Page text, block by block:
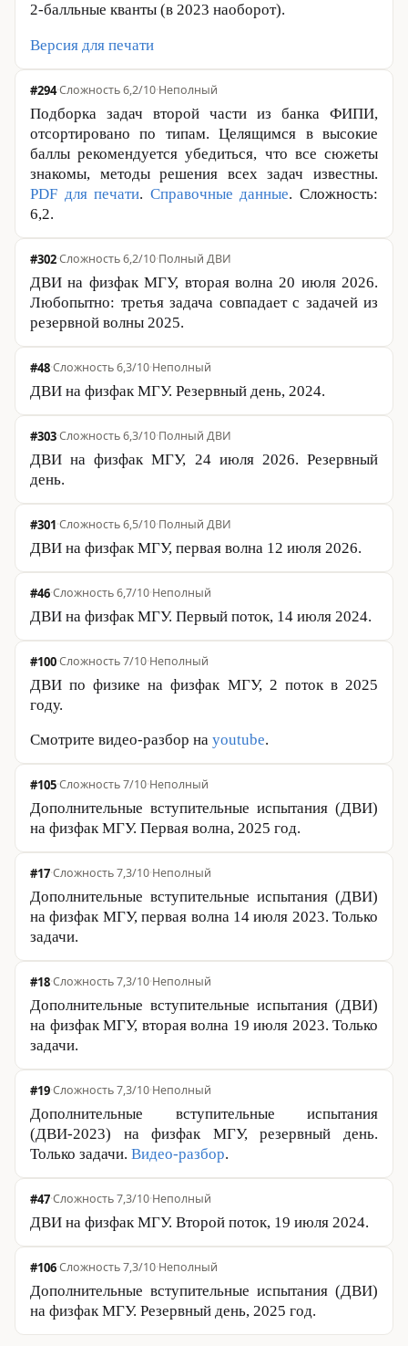
2-балльные кванты (в 2023 наоборот).
Версия для печати
#294·Сложность 6,2/10·Неполный
Подборка задач второй части из банка ФИПИ,
отсортировано по типам. Целящимся в высокие
баллы рекомендуется убедиться, что все сюжеты
знакомы, методы решения всех задач известны.
PDF для печати. Справочные данные. Сложность:
6,2.
#302·Сложность 6,2/10·Полный ДВИ
ДВИ на физфак МГУ, вторая волна 20 июля 2026.
Любопытно: третья задача совпадает с задачей из
резервной волны 2025.
#48·Сложность 6,3/10·Неполный
ДВИ на физфак МГУ. Резервный день, 2024.
#303·Сложность 6,3/10·Полный ДВИ
ДВИ на физфак МГУ, 24 июля 2026. Резервный
день.
#301·Сложность 6,5/10·Полный ДВИ
ДВИ на физфак МГУ, первая волна 12 июля 2026.
#46·Сложность 6,7/10·Неполный
ДВИ на физфак МГУ. Первый поток, 14 июля 2024.
#100·Сложность 7/10·Неполный
ДВИ по физике на физфак МГУ, 2 поток в 2025
году.
Смотрите видео-разбор на youtube.
#105·Сложность 7/10·Неполный
Дополнительные вступительные испытания (ДВИ)
на физфак МГУ. Первая волна, 2025 год.
#17·Сложность 7,3/10·Неполный
Дополнительные вступительные испытания (ДВИ)
на физфак МГУ, первая волна 14 июля 2023. Только
задачи.
#18·Сложность 7,3/10·Неполный
Дополнительные вступительные испытания (ДВИ)
на физфак МГУ, вторая волна 19 июля 2023. Только
задачи.
#19·Сложность 7,3/10·Неполный
Дополнительные вступительные испытания
(ДВИ-2023) на физфак МГУ, резервный день.
Только задачи. Видео-разбор.
#47·Сложность 7,3/10·Неполный
ДВИ на физфак МГУ. Второй поток, 19 июля 2024.
#106·Сложность 7,3/10·Неполный
Дополнительные вступительные испытания (ДВИ)
на физфак МГУ. Резервный день, 2025 год.